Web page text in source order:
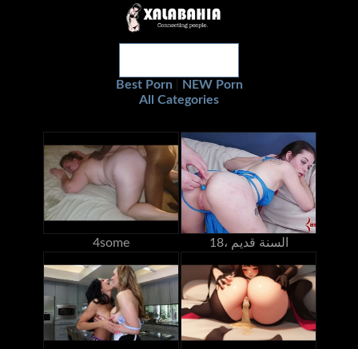
Best Porn
NEW Porn
All Categories
4some 18، السنة قديم